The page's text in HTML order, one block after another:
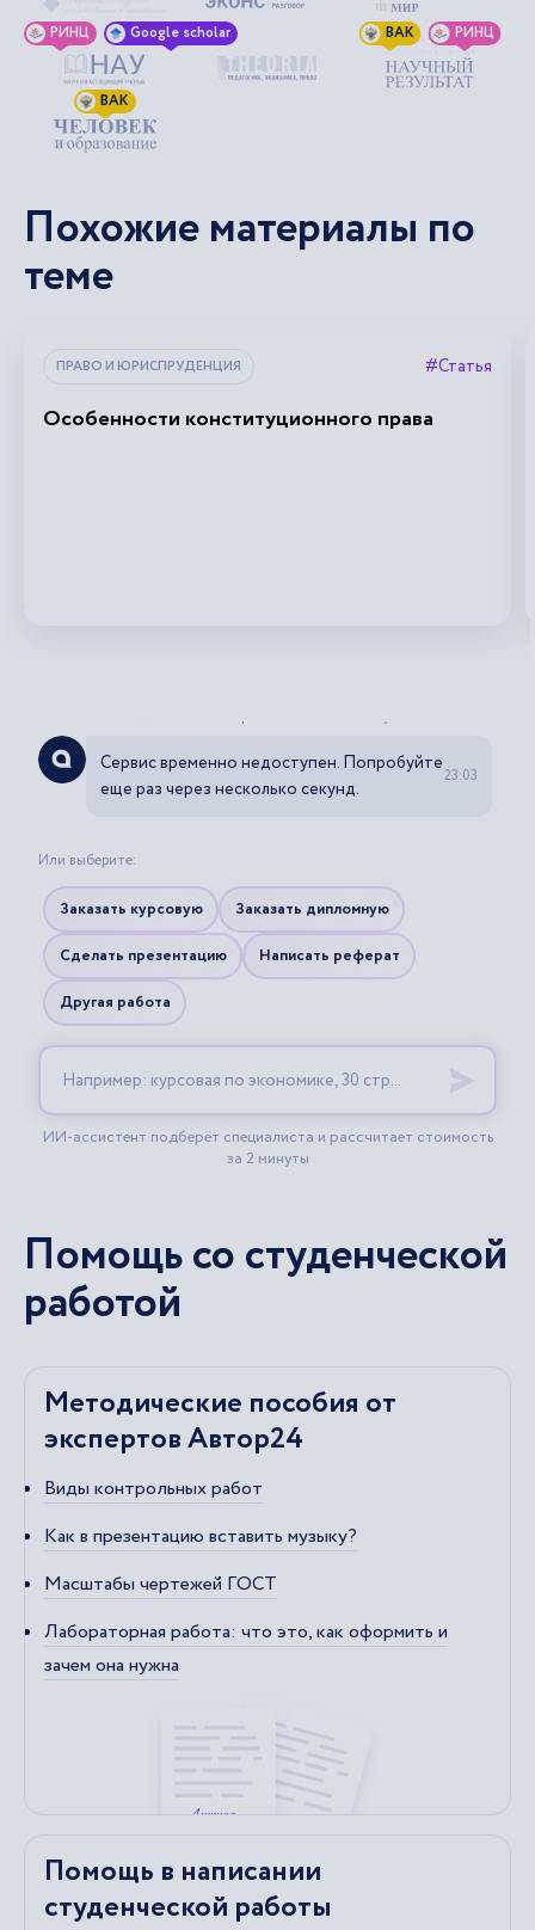
РИНЦ Google scholar ВАК РИНЦ
ВАК
Похожие материалы по
теме
ПРАВО И ЮРИСПРУДЕНЦИЯ #Статья
Особенности конституционного права
Помощь со студенческой
работой
Методические пособия от
экспертов Автор24
Виды контрольных работ
Как в презентацию вставить музыку?
Масштабы чертежей ГОСТ
Лабораторная работа: что это, как оформить и
зачем она нужна
Помощь в написании
студенческой работы